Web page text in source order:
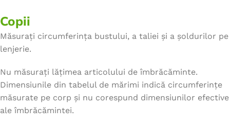
Copii
Măsurați circumferința bustului, a taliei și a șoldurilor pe
lenjerie.
Nu măsurați lățimea articolului de îmbrăcăminte.
Dimensiunile din tabelul de mărimi indică circumferințe
măsurate pe corp și nu corespund dimensiunilor efective
ale îmbrăcămintei.